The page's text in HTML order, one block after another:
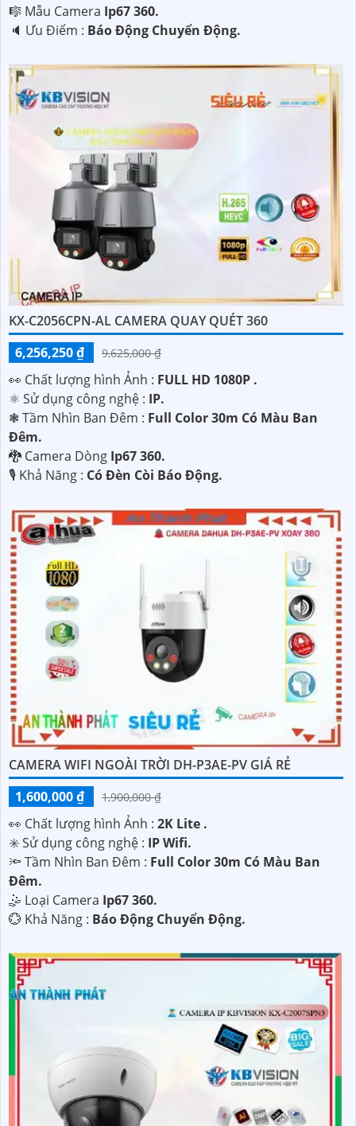
🎼️ Mẫu Camera Ip67 360.
️🔈 Ưu Điểm : Báo Động Chuyển Động.
KX-C2056CPN-AL CAMERA QUAY QUÉT 360
6,256,250 ₫
9,625,000 ₫
️👀 Chất lượng hình Ảnh : FULL HD 1080P .
⚛️ Sử dụng công nghệ : IP.
❃ Tầm Nhìn Ban Đêm : Full Color 30m Có Màu Ban
Ðêm.
🐉️ Camera Dòng Ip67 360.
️🎙 Khả Năng : Có Ðèn Còi Báo Động.
CAMERA WIFI NGOÀI TRỜI DH-P3AE-PV GIÁ RẺ
1,600,000 ₫
1,900,000 ₫
️👀 Chất lượng hình Ảnh : 2K Lite .
✳️ Sử dụng công nghệ : IP Wifi.
🔦 Tầm Nhìn Ban Đêm : Full Color 30m Có Màu Ban
Ðêm.
🤹 Loại Camera Ip67 360.
️💮 Khả Năng : Báo Động Chuyển Động.